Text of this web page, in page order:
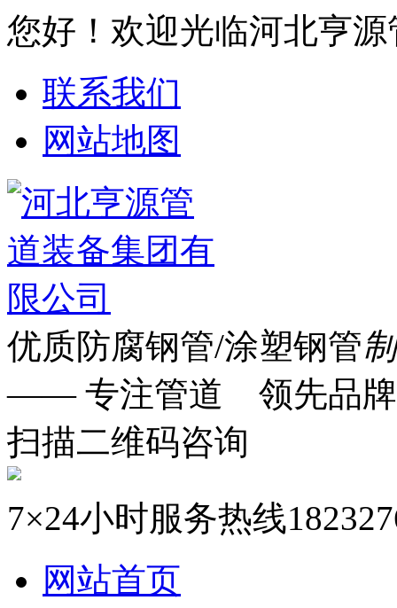
您好！欢迎光临河北亨
联系我们
网站地图
优质防腐钢管/涂塑钢管
—— 专注管道 领先品
扫描二维码咨询
7×24小时服务热线
网站首页